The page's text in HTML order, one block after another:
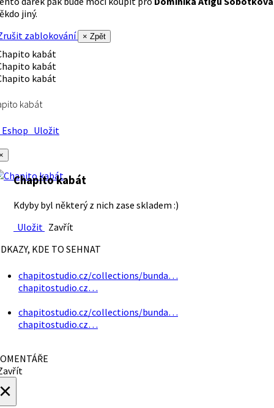
jiný.
zablokování
× Zpět
kabát
Uložit
Chapito kabát
Kdyby byl některý z nich zase skladem :)
Uložit Zavřít
KDE TO SEHNAT
chapitostudio.cz/collections/bunda…
chapitostudio.cz…
chapitostudio.cz/collections/bunda…
chapitostudio.cz…